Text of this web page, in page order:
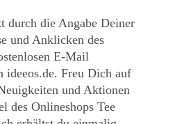
durch die Angabe Deiner
und Anklicken des
E-Mail
ideeos.de. Freu Dich auf
und Aktionen
des Onlineshops Tee